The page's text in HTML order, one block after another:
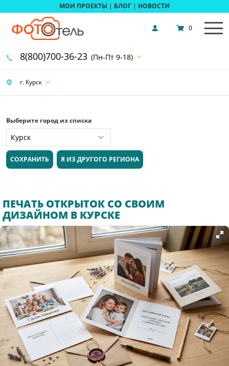
МОИ ПРОЕКТЫ | БЛОГ | НОВОСТИ
г. Курск
8(800)700-36-23 (Пн-Пт 9-18)
0
Выберите город из списка
СОХРАНИТЬ Я ИЗ ДРУГОГО РЕГИОНА
ПЕЧАТЬ ОТКРЫТОК СО СВОИМ
ДИЗАЙНОМ В КУРСКЕ